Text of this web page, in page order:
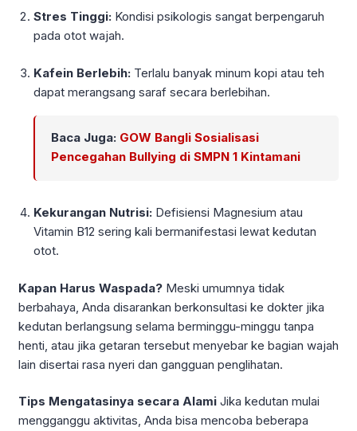
Stres Tinggi: Kondisi psikologis sangat berpengaruh
pada otot wajah.
Kafein Berlebih: Terlalu banyak minum kopi atau teh
dapat merangsang saraf secara berlebihan.
Baca Juga: GOW Bangli Sosialisasi
Pencegahan Bullying di SMPN 1 Kintamani
Kekurangan Nutrisi: Defisiensi Magnesium atau
Vitamin B12 sering kali bermanifestasi lewat kedutan
otot.
Kapan Harus Waspada? Meski umumnya tidak
berbahaya, Anda disarankan berkonsultasi ke dokter jika
kedutan berlangsung selama berminggu-minggu tanpa
henti, atau jika getaran tersebut menyebar ke bagian wajah
lain disertai rasa nyeri dan gangguan penglihatan.
Tips Mengatasinya secara Alami Jika kedutan mulai
mengganggu aktivitas, Anda bisa mencoba beberapa